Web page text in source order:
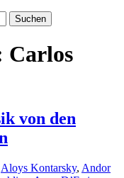
Carlos
von den
Aloys Kontarsky, Andor